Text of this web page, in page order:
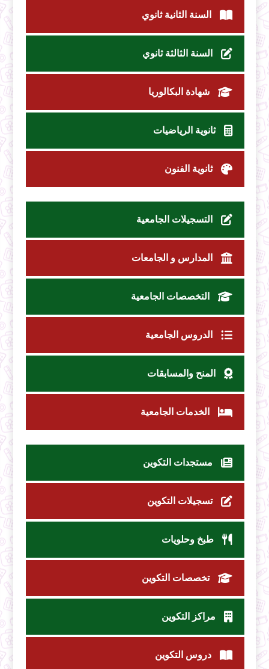
السنة الثانية ثانوي
السنة الثالثة ثانوي
شهادة البكالوريا
ثانوية الرياضيات
ثانوية الفنون
التسجيلات الجامعية
المدارس و الجامعات
التخصصات الجامعية
الدروس الجامعية
المنح والمسابقات
الخدمات الجامعية
مستجدات التكوين
تسجيلات التكوين
طبخ وحلويات
تخصصات التكوين
مراكز التكوين
دروس التكوين